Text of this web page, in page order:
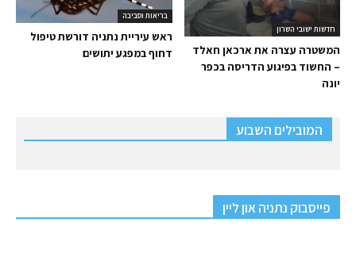
בריאות וסביבה
ראש עיריית נתניה דורשת טיפול
דחוף במפגע יתושים
חדשות ישובי השרון
המשטרה עצרה את ארכאן חאלד
– החשוד בפיגוע הדריסה בכפר
יונה
המובילים השבוע
פייסבוק נתניה און ליין